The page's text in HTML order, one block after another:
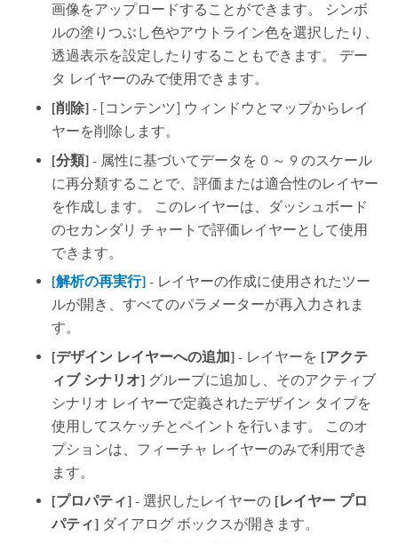
画像をアップロードすることができます。 シンボ
ルの塗りつぶし色やアウトライン色を選択したり、
透過表示を設定したりすることもできます。 デー
タ レイヤーのみで使用できます。
[削除] - [コンテンツ] ウィンドウとマップからレイ
ヤーを削除します。
[分類] - 属性に基づいてデータを 0 ～ 9 のスケール
に再分類することで、評価または適合性のレイヤー
を作成します。 このレイヤーは、ダッシュボード
のセカンダリ チャートで評価レイヤーとして使用
できます。
[解析の再実行] - レイヤーの作成に使用されたツー
ルが開き、すべてのパラメーターが再入力されま
す。
[デザイン レイヤーへの追加] - レイヤーを [アクテ
ィブ シナリオ] グループに追加し、そのアクティブ
シナリオ レイヤーで定義されたデザイン タイプを
使用してスケッチとペイントを行います。 このオ
プションは、フィーチャ レイヤーのみで利用でき
ます。
[プロパティ] - 選択したレイヤーの [レイヤー プロ
パティ] ダイアログ ボックスが開きます。